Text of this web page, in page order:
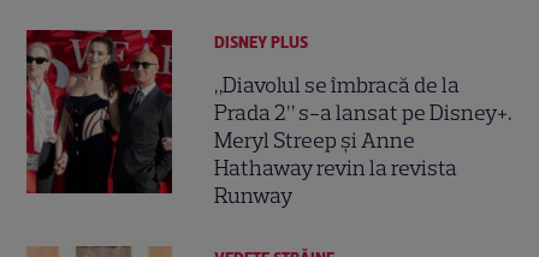
DISNEY PLUS
„Diavolul se îmbracă de la
Prada 2” s-a lansat pe Disney+.
Meryl Streep și Anne
Hathaway revin la revista
Runway